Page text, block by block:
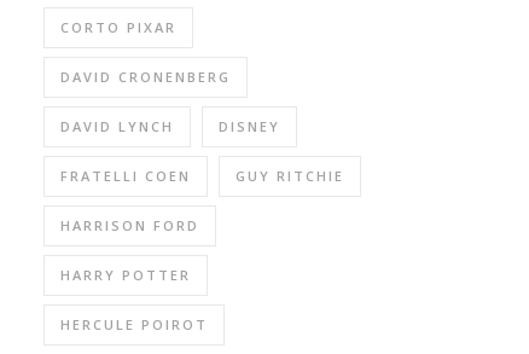
CORTO PIXAR
DAVID CRONENBERG
DAVID LYNCH DISNEY
FRATELLI COEN GUY RITCHIE
HARRISON FORD
HARRY POTTER
HERCULE POIROT